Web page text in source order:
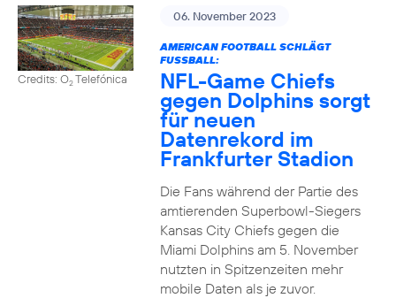
Credits: O2Telefónica
06. November 2023
AMERICAN FOOTBALL SCHLÄGT
FUSSBALL:
NFL-Game Chiefs
gegen Dolphins sorgt
für neuen
Datenrekord im
Frankfurter Stadion
Die Fans während der Partie des
amtierenden Superbowl-Siegers
Kansas City Chiefs gegen die
Miami Dolphins am 5. November
nutzten in Spitzenzeiten mehr
mobile Daten als je zuvor.